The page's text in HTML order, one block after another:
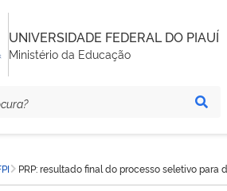
UNIVERSIDADE FEDERAL DO PIAUÍ
Ministério da Educação
PRP: resultado final do processo seletivo